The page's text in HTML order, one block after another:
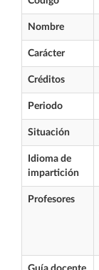
Nombre
Carácter
Créditos
Periodo
Situación
Idioma de
impartición
Profesores